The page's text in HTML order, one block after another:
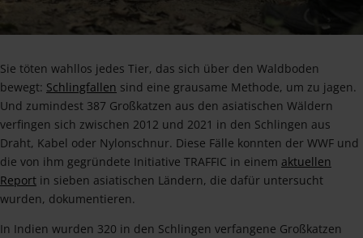
Sie töten wahllos jedes Tier, das sich über den Waldboden
bewegt: Schlingfallen sind eine grausame Methode, um zu jagen.
Und zumindest 387 Großkatzen aus den asiatischen Wäldern
verfingen sich zwischen 2012 und 2021 in den Schlingen aus
Draht, Kabel oder Nylonschnur. Diese Fälle konnten der WWF und
die von ihm gegründete Initiative TRAFFIC in einem aktuellen
Report in sieben asiatischen Ländern, die dafür untersucht
wurden, dokumentieren.
In Indien wurden 320 in den Schlingen verfangene Großkatzen